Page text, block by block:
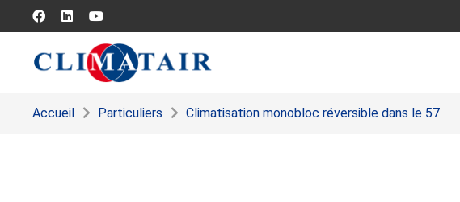
Accueil Particuliers Climatisation monobloc réversible dans le 57